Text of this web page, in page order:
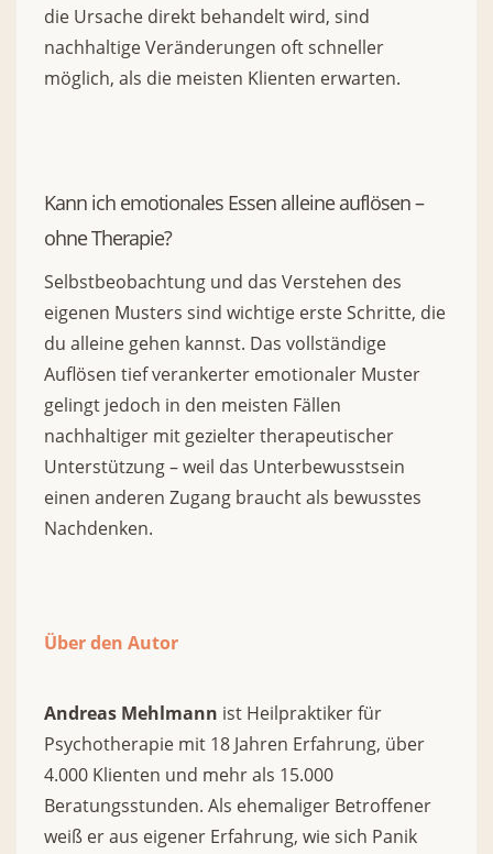
die Ursache direkt behandelt wird, sind
nachhaltige Veränderungen oft schneller
möglich, als die meisten Klienten erwarten.
Kann ich emotionales Essen alleine auflösen –
ohne Therapie?
Selbstbeobachtung und das Verstehen des
eigenen Musters sind wichtige erste Schritte, die
du alleine gehen kannst. Das vollständige
Auflösen tief verankerter emotionaler Muster
gelingt jedoch in den meisten Fällen
nachhaltiger mit gezielter therapeutischer
Unterstützung – weil das Unterbewusstsein
einen anderen Zugang braucht als bewusstes
Nachdenken.
Über den Autor
Andreas Mehlmann ist Heilpraktiker für
Psychotherapie mit 18 Jahren Erfahrung, über
4.000 Klienten und mehr als 15.000
Beratungsstunden. Als ehemaliger Betroffener
weiß er aus eigener Erfahrung, wie sich Panik